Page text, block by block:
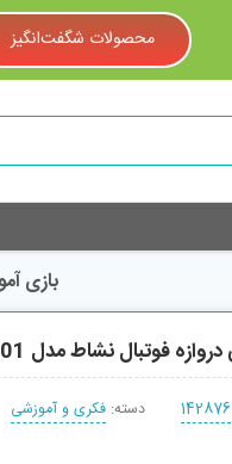
محصولات شگفت‌انگیز
بازی
فوتبال نشاط مدل 001
142876 دسته: فکری و آموزشی